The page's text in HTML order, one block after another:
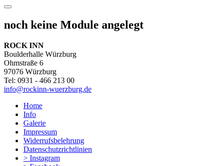
noch keine Module angelegt
ROCK INN
Boulderhalle Würzburg
Ohmstraße 6
97076 Würzburg
Tel: 0931 - 466 213 00
info@rockinn-wuerzburg.de
Home
Info
Galerie
Impressum
Widerrufsbelehrung
Datenschutzrichtlinien
> Instagram